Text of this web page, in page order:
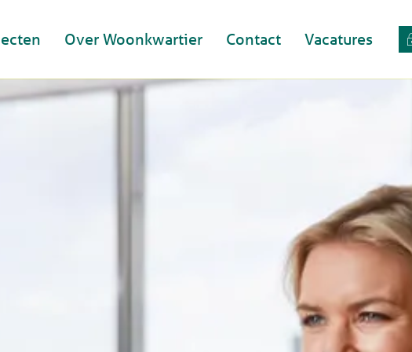
Over Woonkwartier Contact Vacatures